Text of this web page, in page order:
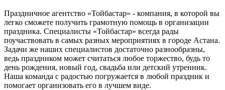
Праздничное агентство «Тойбастар» - компания, в которой вы
легко сможете получить грамотную помощь в организации
праздника. Специалисты «Тойбастар» всегда рады
поучаствовать в самых разных мероприятиях в городе Астана.
Задачи же наших специалистов достаточно разнообразны,
ведь праздником может считаться любое торжество, будь то
день рождения, новый год, свадьба или детский утренник.
Наша команда с радостью погружается в любой праздник и
помогает организовать его в лучшем виде.